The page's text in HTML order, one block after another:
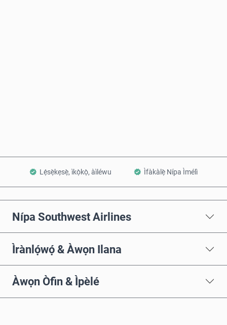
Lẹ́sẹ̀kẹsẹ̀, ìkọ̀kọ̀, àìléwu Ìfàkàlẹ̀ Nípa Ìmélì
Nípa Southwest Airlines
Ìrànlọ́wọ́ & Àwọn Ilana
Àwọn Òfin & Ìpèlé